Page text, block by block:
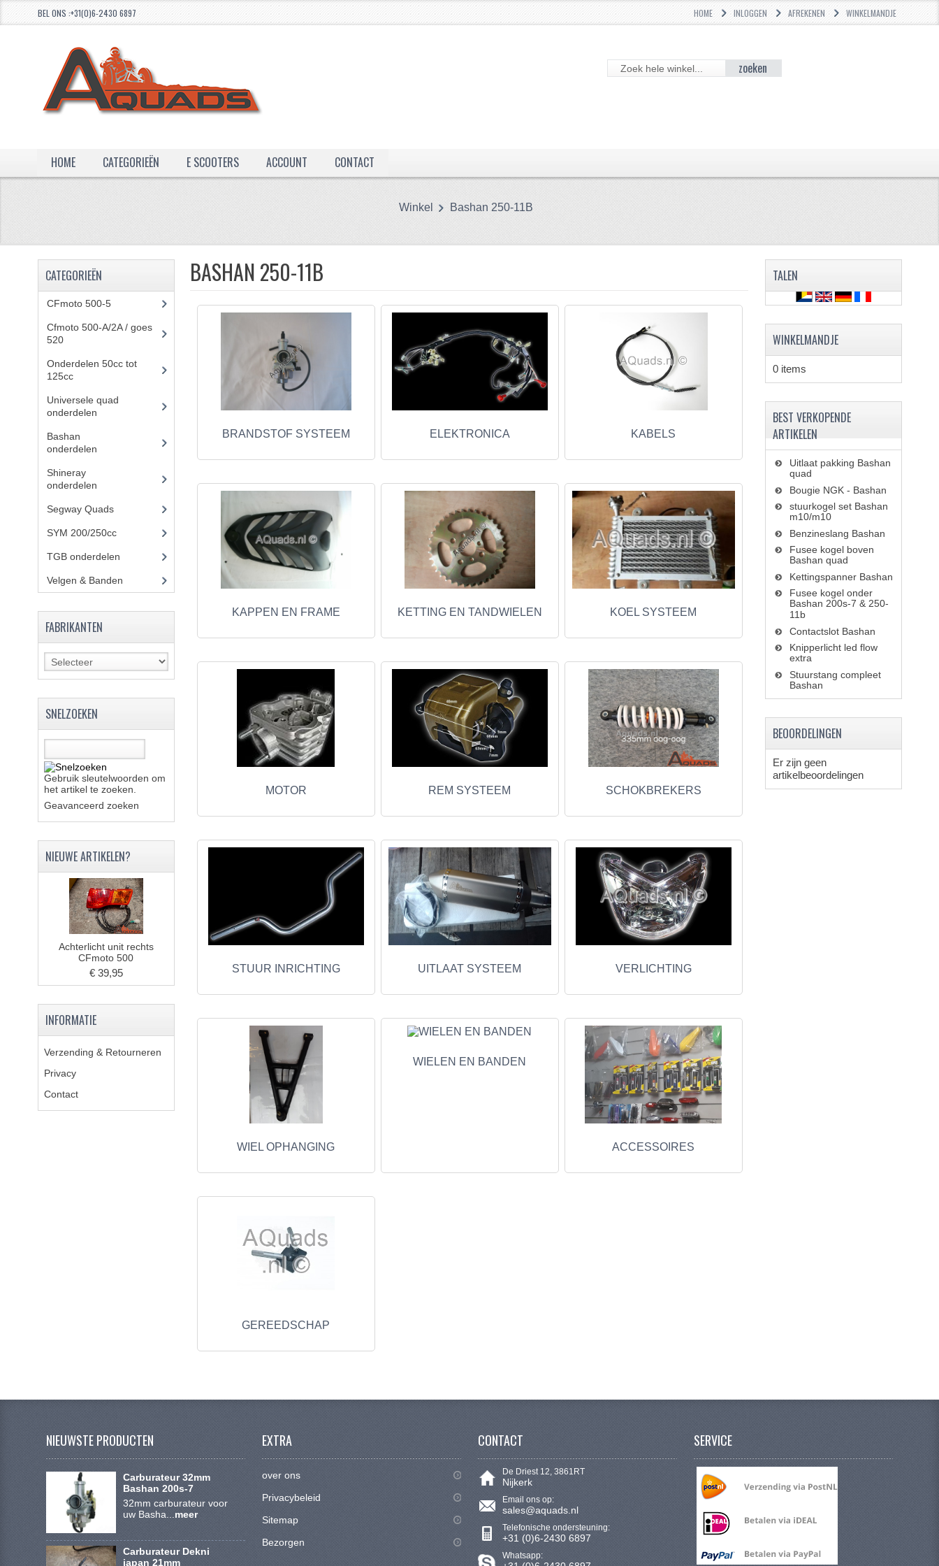
BEL ONS :+31(0)6-2430 6897 HOME INLOGGEN AFREKENEN WINKELMANDJE
zoeken
HOME CATEGORIEËN E SCOOTERS ACCOUNT CONTACT
Winkel Bashan 250-11B
BASHAN 250-11B
BRANDSTOF SYSTEEM ELEKTRONICA KABELS
KAPPEN EN FRAME KETTING EN TANDWIELEN KOEL SYSTEEM
MOTOR REM SYSTEEM SCHOKBREKERS
STUUR INRICHTING UITLAAT SYSTEEM VERLICHTING
WIEL OPHANGING
WIELEN EN BANDEN
ACCESSOIRES
GEREEDSCHAP
CATEGORIEËN
CFmoto 500-5(5)
Cfmoto 500-A/2A / goes
520(347)
Onderdelen 50cc tot
125cc(49)
Universele quad
onderdelen
Bashan
onderdelen
Shineray
onderdelen
Segway Quads(6)
SYM 200/250cc(15)
TGB onderdelen
Velgen & Banden
FABRIKANTEN
SNELZOEKEN
Gebruik sleutelwoorden om
het artikel te zoeken.
Geavanceerd zoeken
NIEUWE ARTIKELEN?
Achterlicht unit rechts
CFmoto 500
€ 39,95
INFORMATIE
Verzending & Retourneren
Privacy
Contact
TALEN
WINKELMANDJE
0 items
BEST VERKOPENDE
ARTIKELEN
Uitlaat pakking Bashan
quad
Bougie NGK - Bashan
stuurkogel set Bashan
m10/m10
Benzineslang Bashan
Fusee kogel boven
Bashan quad
Kettingspanner Bashan
Fusee kogel onder
Bashan 200s-7 & 250-
11b
Contactslot Bashan
Knipperlicht led flow
extra
Stuurstang compleet
Bashan
BEOORDELINGEN
Er zijn geen
artikelbeoordelingen
NIEUWSTE PRODUCTEN
Carburateur 32mm
Bashan 200s-7
32mm carburateur voor
uw Basha... meer
Carburateur Dekni
japan 21mm
EXTRA
over ons
Privacybeleid
Sitemap
Bezorgen
CONTACT
De Driest 12, 3861RT
Nijkerk
Email ons op:
sales@aquads.nl
Telefonische ondersteuning:
+31 (0)6-2430 6897
Whatsapp:
SERVICE